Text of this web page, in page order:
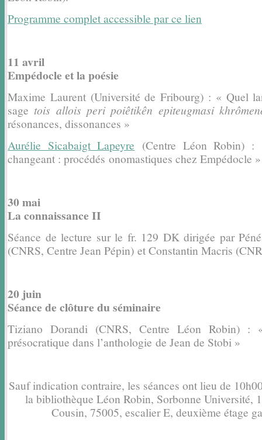
Programme complet accessible par ce lien
11 avril
Empédocle et la poésie
Maxime Laurent (Université de Fribourg) : « Quel
sage tois allois peri poiêtikên epiteugmasi
résonances, dissonances »
Aurélie Sicabaigt Lapeyre (Centre Léon Robin) :
changeant : procédés onomastiques chez Empédocle »
30 mai
La connaissance II
Séance de lecture sur le fr. 129 DK dirigée par
(CNRS, Centre Jean Pépin) et Constantin Macris
20 juin
Séance de clôture du séminaire
Tiziano Dorandi (CNRS, Centre Léon Robin) :
présocratique dans l’anthologie de Jean de Stobi »
Sauf indication contraire, les séances ont lieu de
la bibliothèque Léon Robin, Sorbonne Université,
Cousin, 75005, escalier E, deuxième étage